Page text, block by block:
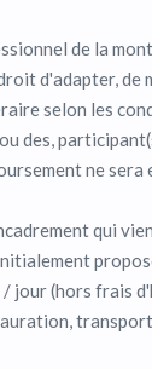
de la
d'adapter, de
selon les
des,
ne sera
qui
jour (hors frais